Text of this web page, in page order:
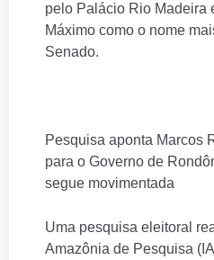
pelo Palácio Rio Madeira
Máximo como o nome
Senado.
Pesquisa aponta Marcos
para o Governo de
segue movimentada
Uma pesquisa eleitoral
Amazônia de Pesquisa